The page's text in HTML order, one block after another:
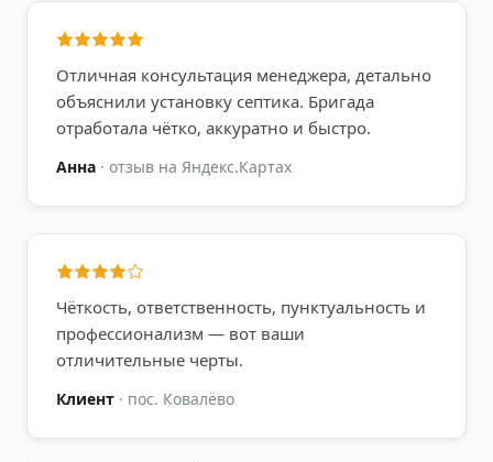
Отличная консультация менеджера, детально
объяснили установку септика. Бригада
отработала чётко, аккуратно и быстро.
Анна · отзыв на Яндекс.Картах
Чёткость, ответственность, пунктуальность и
профессионализм — вот ваши
отличительные черты.
Клиент · пос. Ковалёво